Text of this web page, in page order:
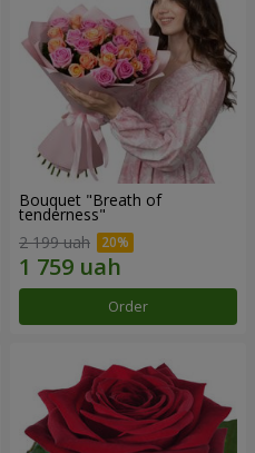
Bouquet "Breath of
tenderness"
2 199 uah
Order